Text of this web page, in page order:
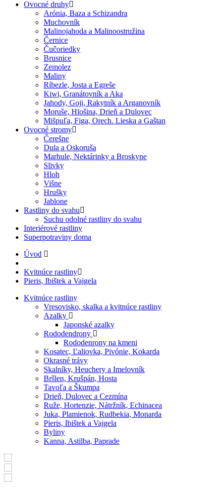
Ovocné druhy
Arónia, Baza a Schizandra
Muchovník
Malinojahoda a Malinoostružina
Černice
Čučoriedky
Brusnice
Zemolez
Maliny
Ríbezle, Josta a Egreše
Kiwi, Granátovník a Aka
Jahody, Goji, Rakytník a Arganovník
Moruše, Hlošina, Drieň a Dulovec
Mišpuľa, Figa, Orech. Lieska a Gaštan
Ovocné stromy
Čerešne
Dula a Oskoruša
Marhule, Nektárinky a Broskyne
Slivky
Hloh
Višne
Hrušky
Jablone
Rastliny do svahu
Suchu odolné rastliny do svahu
Interiérové rastliny
Superpotraviny doma
Úvod
Kvitnúce rastliny
Pieris, Ibištek a Vajgela
Kvitnúce rastliny
Vresovisko, skalka a kvitnúce rastliny
Azalky
Japonské azalky
Rododendrony
Rododenrony na kmeni
Kosatec, Ľaliovka, Pivónie, Kokarda
Okrasné trávy
Skalníky, Heuchery a Imelovník
Bršlen, Krušpán, Hosta
Tavoľa a Škumpa
Drieň, Dulovec a Cezmína
Ruže, Hortenzie, Nátržník, Echinacea
Juka, Plamienok, Rudbekia, Monarda
Pieris, Ibištek a Vajgela
Byliny
Kanna, Astilba, Paprade